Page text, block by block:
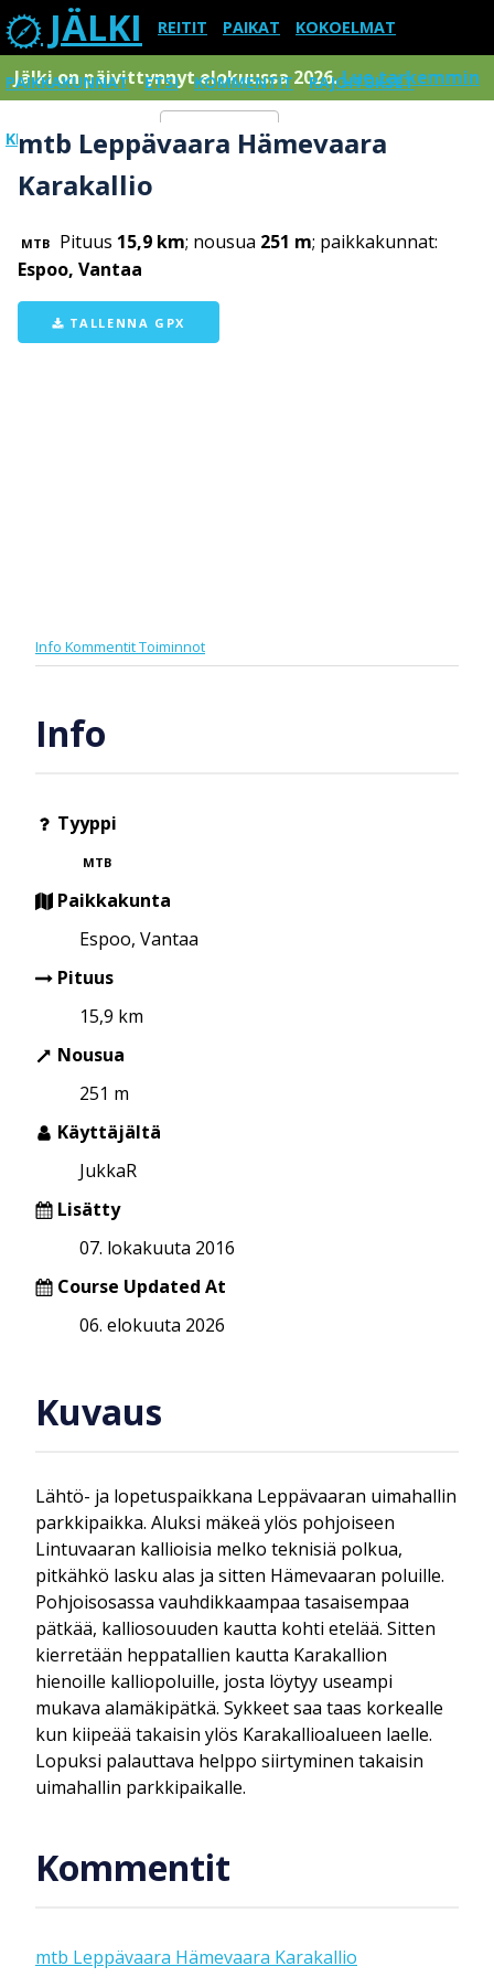
JÄLKI REITIT PAIKAT KOKOELMAT
PAIKKAKUNNAT ETSI KOMMENTIT RAJOITUKSET
KIRJAUDU SISÄÄN Menu
Jälki on päivittynnyt elokuussa 2026.Lue tarkemmin
mtb Leppävaara Hämevaara
Karakallio
MTB Pituus 15,9 km; nousua 251 m; paikkakunnat:
Espoo, Vantaa
TALLENNA GPX
Info KommentitToiminnot
Info
Tyyppi
MTB
Paikkakunta
Espoo, Vantaa
Pituus
15,9 km
Nousua
251 m
Käyttäjältä
JukkaR
Lisätty
07. lokakuuta 2016
Course Updated At
06. elokuuta 2026
Kuvaus
Lähtö- ja lopetuspaikkana Leppävaaran uimahallin
parkkipaikka. Aluksi mäkeä ylös pohjoiseen
Lintuvaaran kallioisia melko teknisiä polkua,
pitkähkö lasku alas ja sitten Hämevaaran poluille.
Pohjoisosassa vauhdikkaampaa tasaisempaa
pätkää, kalliosouuden kautta kohti etelää. Sitten
kierretään heppatallien kautta Karakallion
hienoille kalliopoluille, josta löytyy useampi
mukava alamäkipätkä. Sykkeet saa taas korkealle
kun kiipeää takaisin ylös Karakallioalueen laelle.
Lopuksi palauttava helppo siirtyminen takaisin
uimahallin parkkipaikalle.
Kommentit
mtb Leppävaara Hämevaara Karakallio